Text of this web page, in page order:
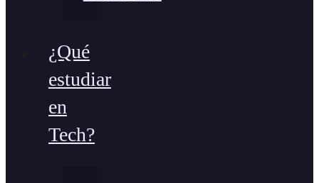
¿Qué
estudiar
en
Tech?